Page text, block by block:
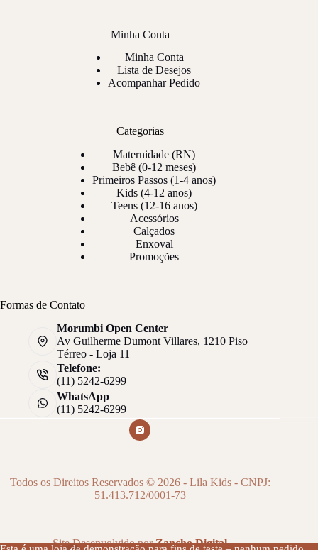
Minha Conta
Minha Conta
Lista de Desejos
Acompanhar Pedido
Categorias
Maternidade (RN)
Bebê (0-12 meses)
Primeiros Passos (1-4 anos)
Kids (4-12 anos)
Teens (12-16 anos)
Acessórios
Calçados
Enxoval
Promoções
Formas de Contato
Morumbi Open Center
Av Guilherme Dumont Villares, 1210 Piso
Térreo - Loja 11
Telefone:
(11) 5242-6299
WhatsApp
(11) 5242-6299
Todos os Direitos Reservados © 2026 - Lila Kids - CNPJ:
51.413.712/0001-73
Site Desenvolvido porZancho Digital